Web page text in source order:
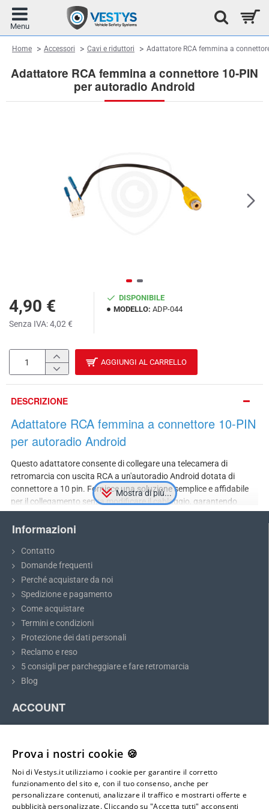
Adattatore RCA femmina a connettore 10-PIN
per autoradio Android
HomehomeAccessori Cavi e riduttori Adattatore RCA femmina a
4,90 €
Senza IVA: 4,02 €
DISPONIBILE
MODELLO: ADP-044
AGGIUNGI AL CARRELLO
DESCRIZIONE
Adattatore RCA femmina a connettore 10-PIN
per autoradio Android
Questo adattatore consente di collegare una telecamera di
retromarcia con uscita RCA a un'autoradio Android dotata di
connettore a 10 pin. Fornisce una soluzione semplice e affidabile
per il collegamento senza modificare il cablaggio, garantendo
un'installazione rapida e pulita.
Informazioni
Contatto
Domande frequenti
Perché acquistare da noi
Spedizione e pagamento
Come acquistare
Termini e condizioni
Protezione dei dati personali
Reclamo e reso
5 consigli per parcheggiare e fare retromarcia
Blog
ACCOUNT
Accesso
Mappa del sito
Prova i nostri cookie 🍪
Noi di Vestys.it utilizziamo i cookie per garantire il corretto
funzionamento del sito e, con il tuo consenso, anche per
personalizzare contenuti, analizzare il traffico e mostrarti offerte e
pubblicità personalizzate. Cliccando su "Accetta tutti" acconsenti